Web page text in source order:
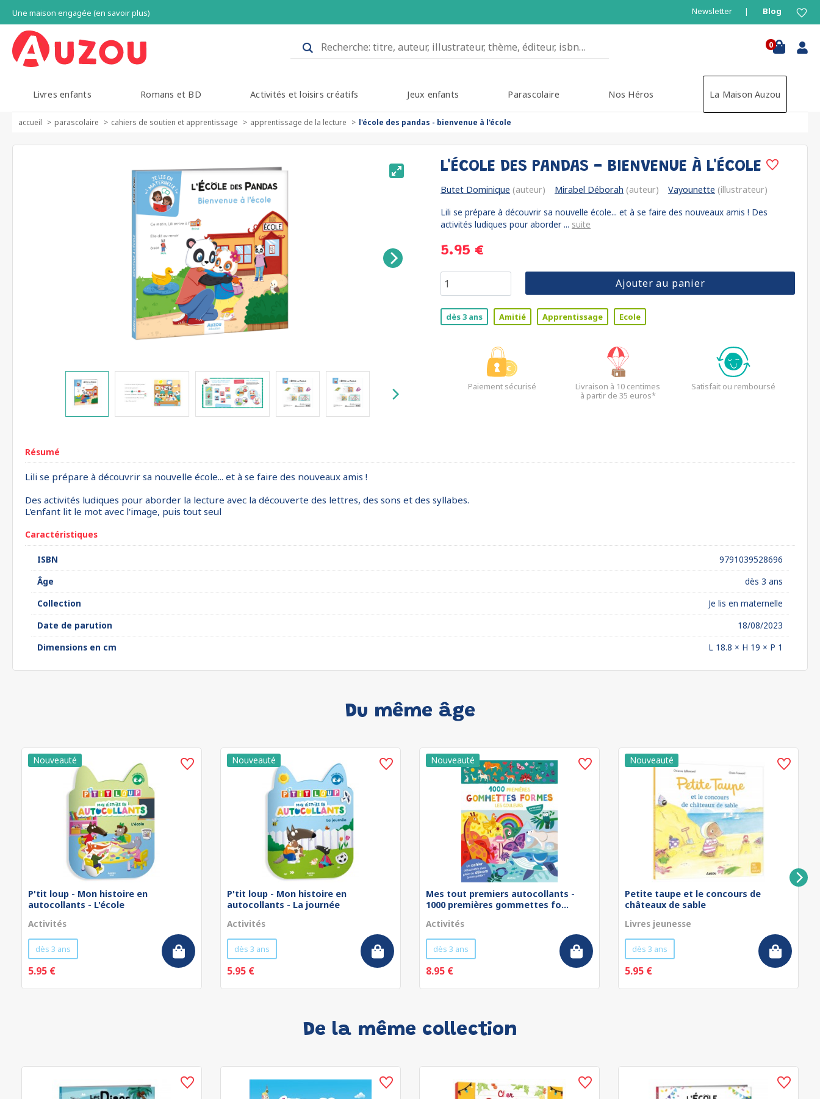
Une maison engagée (en savoir plus) Newsletter Blog
0
Livres enfants Romans et BD Activités et loisirs créatifs Jeux enfants Parascolaire Nos Héros La Maison Auzou
accueil parascolaire cahiers de soutien et apprentissage apprentissage de la lecture l'école des pandas - bienvenue à l'école
L'ÉCOLE DES PANDAS - BIENVENUE À L'ÉCOLE
Butet Dominique (auteur) Mirabel Déborah (auteur) Vayounette (illustrateur)
Lili se prépare à découvrir sa nouvelle école... et à se faire des nouveaux amis ! Des
activités ludiques pour aborder ... suite
5.95 €
Ajouter au panier
dès 3 ans Amitié Apprentissage Ecole
Paiement sécurisé
Livraison à 10 centimes
à partir de 35 euros*
Satisfait ou remboursé
Résumé
Lili se prépare à découvrir sa nouvelle école... et à se faire des nouveaux amis !
Des activités ludiques pour aborder la lecture avec la découverte des lettres, des sons et des syllabes.
L'enfant lit le mot avec l'image, puis tout seul
Caractéristiques
ISBN
9791039528696
Âge
dès 3 ans
Collection
Je lis en maternelle
Date de parution
18/08/2023
Dimensions en cm
L 18.8 × H 19 × P 1
Du même âge
P'tit loup - Mon histoire en
autocollants - L'école
Activités
dès 3 ans
5.95 €
P'tit loup - Mon histoire en
autocollants - La journée
Activités
dès 3 ans
5.95 €
Mes tout premiers autocollants -
1000 premières gommettes fo...
Activités
dès 3 ans
8.95 €
Petite taupe et le concours de
châteaux de sable
Livres jeunesse
dès 3 ans
5.95 €
De la même collection